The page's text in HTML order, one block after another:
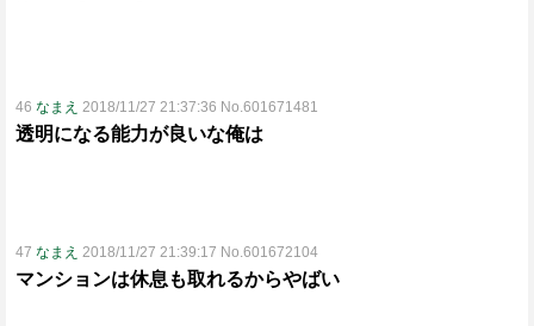
46 なまえ 2018/11/27 21:37:36 No.601671481
透明になる能力が良いな俺は
47 なまえ 2018/11/27 21:39:17 No.601672104
マンションは休息も取れるからやばい